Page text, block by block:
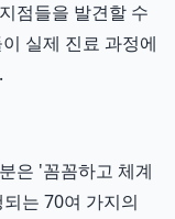
점들을 발견할 수
실제 진료 과정에
은 '꼼꼼하고 체계
는 70여 가지의